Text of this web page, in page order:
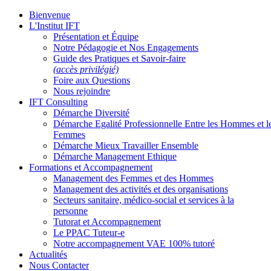
Bienvenue
L'Institut IFT
Présentation et Équipe
Notre Pédagogie et Nos Engagements
Guide des Pratiques et Savoir-faire
(accès privilégié)
Foire aux Questions
Nous rejoindre
IFT Consulting
Démarche Diversité
Démarche Egalité Professionnelle Entre les Hommes et
Femmes
Démarche Mieux Travailler Ensemble
Démarche Management Ethique
Formations et Accompagnement
Management des Femmes et des Hommes
Management des activités et des organisations
Secteurs sanitaire, médico-social et services à la
personne
Tutorat et Accompagnement
Le PPAC Tuteur-e
Notre accompagnement VAE 100% tutoré
Actualités
Nous Contacter